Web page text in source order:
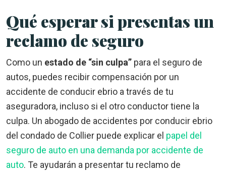
Qué esperar si presentas un
reclamo de seguro
Como un estado de “sin culpa” para el seguro de
autos, puedes recibir compensación por un
accidente de conducir ebrio a través de tu
aseguradora, incluso si el otro conductor tiene la
culpa. Un abogado de accidentes por conducir ebrio
del condado de Collier puede explicar el papel del
seguro de auto en una demanda por accidente de
auto. Te ayudarán a presentar tu reclamo de